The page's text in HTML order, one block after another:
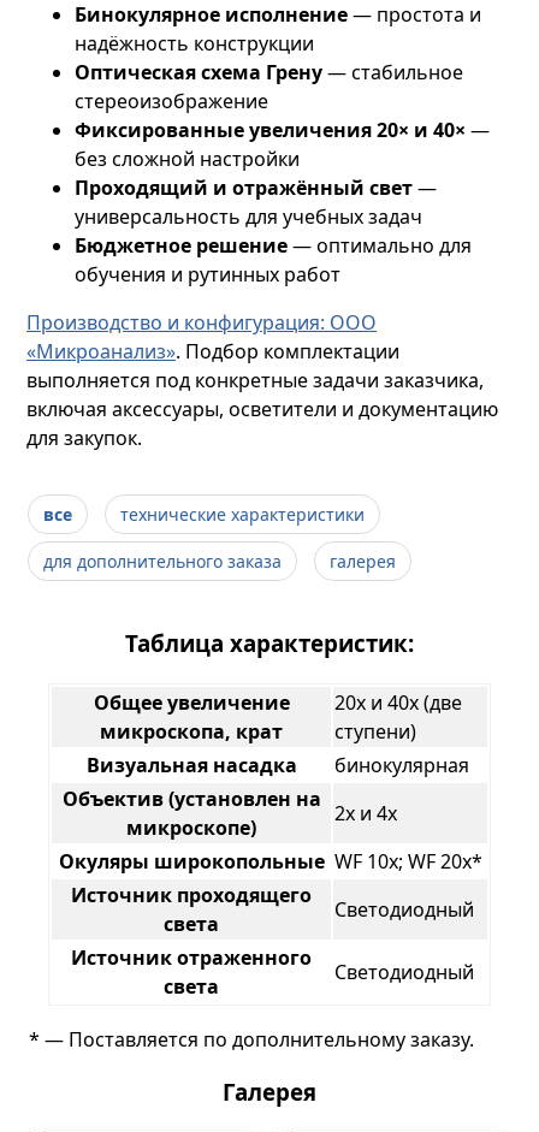
Бинокулярное исполнение— простота и
надёжность конструкции
Оптическая схема Грену— стабильное
стереоизображение
Фиксированные увеличения 20× и 40× —
без сложной настройки
Проходящий и отражённый свет—
универсальность для учебных задач
Бюджетное решение— оптимально для
обучения и рутинных работ
Производство и конфигурация: ООО
«Микроанализ». Подбор комплектации
выполняется под конкретные задачи заказчика,
включая аксессуары, осветители и документацию
для закупок.
все технические характеристики
для дополнительного заказа галерея
Таблица характеристик:
Общее увеличение
микроскопа, крат
20х и 40х (две
ступени)
Визуальная насадка
бинокулярная
Объектив (установлен на
микроскопе)
2х и 4х
Окуляры широкопольные WF 10х; WF 20х*
Источник проходящего
света
Светодиодный
Источник отраженного
света
Светодиодный
* — Поставляется по дополнительному заказу.
Галерея